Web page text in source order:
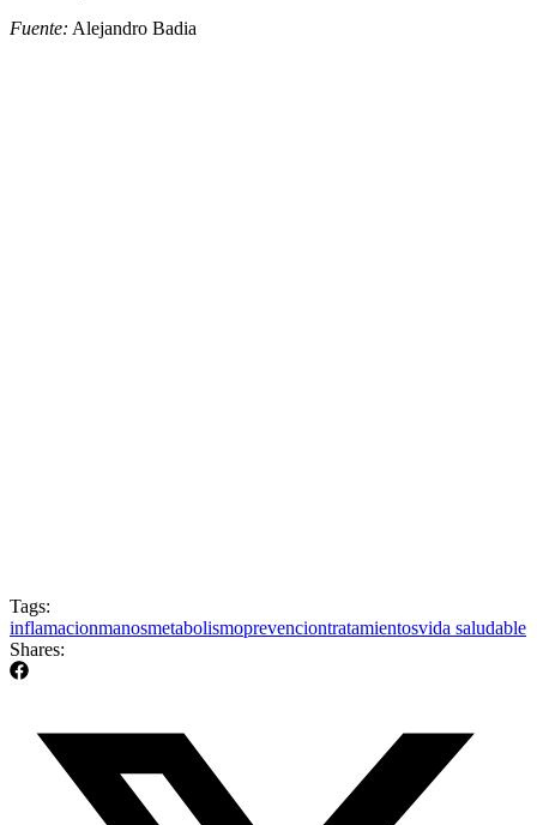
Fuente: Alejandro Badia
Tags:
inflamacionmanosmetabolismoprevenciontratamientosvida saludable
Shares: